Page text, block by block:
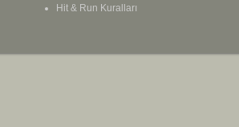
Hit & Run Kuralları